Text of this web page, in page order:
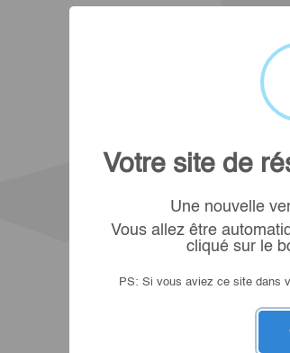
Votre site de
Une nouvelle
Vous allez être
cliqué sur le
PS: Si vous aviez ce site dans